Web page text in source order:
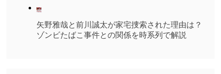
矢野雅哉と前川誠太が家宅捜索された理由は？
ゾンビたばこ事件との関係を時系列で解説